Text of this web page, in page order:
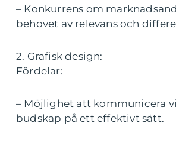
– Konkurrens om
behovet av relevans och
2. Grafisk design:
Fördelar:
– Möjlighet att kommunicera
budskap på ett effektivt sätt.